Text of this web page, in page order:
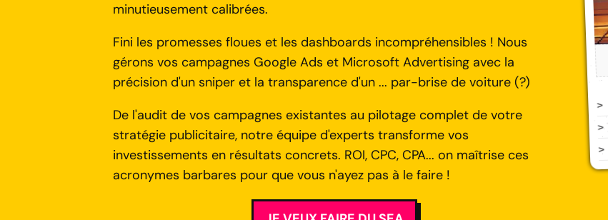
minutieusement calibrées.
Fini les promesses floues et les dashboards incompréhensibles ! Nous
gérons vos campagnes Google Ads et Microsoft Advertising avec la
précision d'un sniper et la transparence d'un ... par-brise de voiture (?)
De l'audit de vos campagnes existantes au pilotage complet de votre
stratégie publicitaire, notre équipe d'experts transforme vos
investissements en résultats concrets. ROI, CPC, CPA... on maîtrise ces
acronymes barbares pour que vous n'ayez pas à le faire !